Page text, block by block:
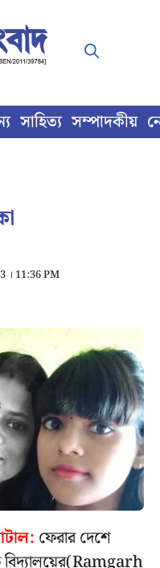
সাহিত্য সম্পাদকীয়
। 11:36 PM
ফেরার দেশে
বিদ্যালয়ের(Ramgarh